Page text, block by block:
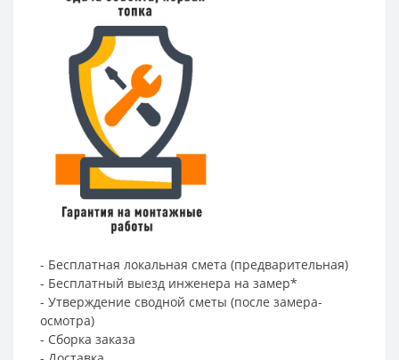
- Бесплатная локальная смета (предварительная)
- Бесплатный выезд инженера на замер*
- Утверждение сводной сметы (после замера-
осмотра)
- Сборка заказа